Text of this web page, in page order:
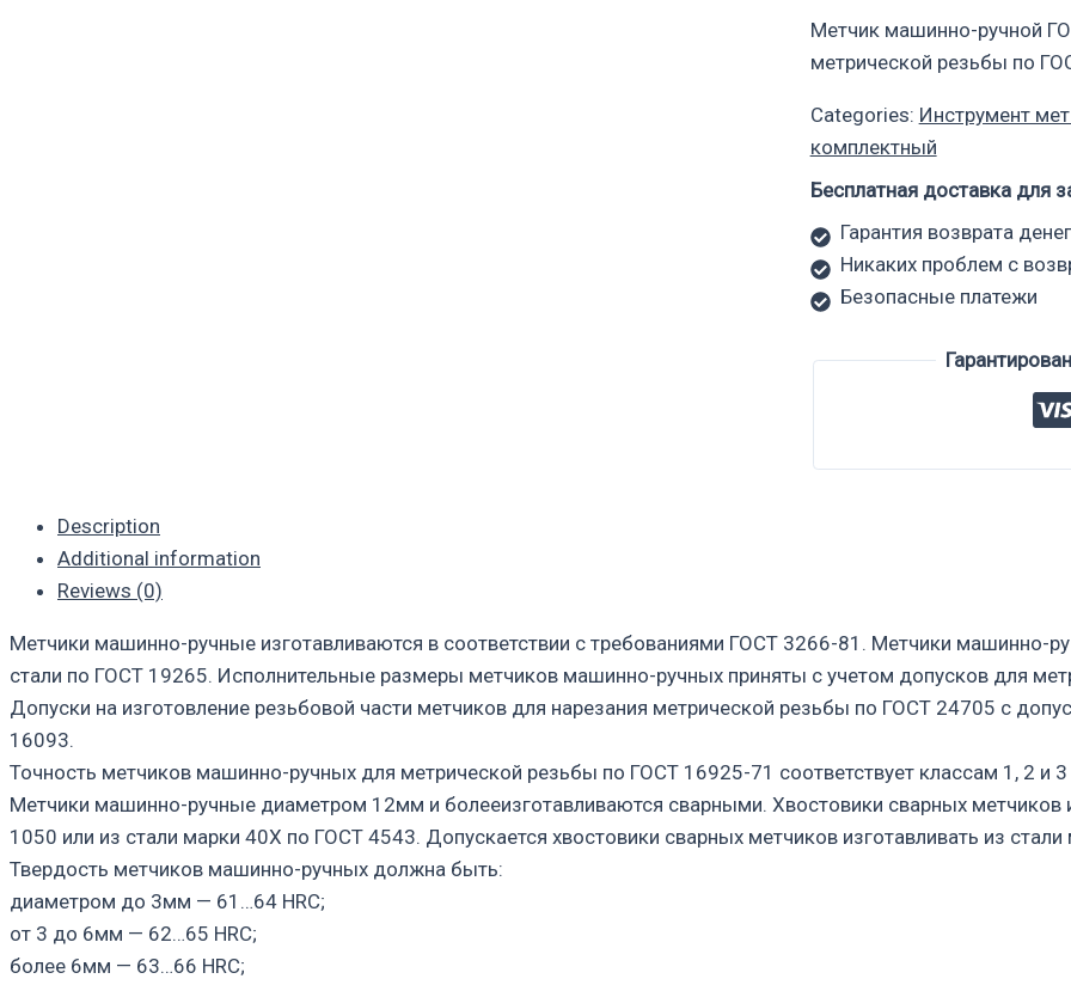
Метчик машинно-ручной
метрической резьбы по
Categories: Инструмент
комплектный
Бесплатная доставка для
Гарантия возврата
Никаких проблем с
Безопасные платежи
Description
Additional information
Reviews (0)
Метчики машинно-ручные изготавливаются в соответствии с требованиями ГОСТ 3266-81. Метчики машинно-
стали по ГОСТ 19265. Исполнительные размеры метчиков машинно-ручных приняты с учетом допусков для
Допуски на изготовление резьбовой части метчиков для нарезания метрической резьбы по ГОСТ 24705 с
16093.
Точность метчиков машинно-ручных для метрической резьбы по ГОСТ 16925-71 соответствует классам 1, 2
Метчики машинно-ручные диаметром 12мм и болееизготавливаются сварными. Хвостовики сварных метчиков
1050 или из стали марки 40Х по ГОСТ 4543. Допускается хвостовики сварных метчиков изготавливать из
Твердость метчиков машинно-ручных должна быть:
диаметром до 3мм — 61…64 HRC;
от 3 до 6мм — 62…65 HRC;
более 6мм — 63…66 HRC;